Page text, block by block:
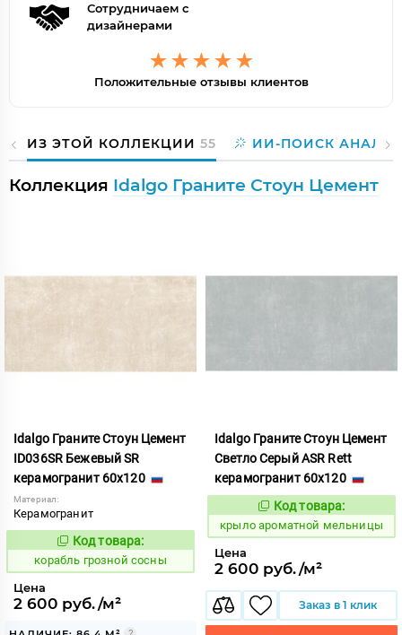
Сотрудничаем с
дизайнерами
Положительные отзывы клиентов
ИЗ ЭТОЙ КОЛЛЕКЦИИ 55 ИИ-ПОИСК
Коллекция Idalgo Граните Стоун Цемент
Idalgo Граните Стоун Цемент
ID036SR Бежевый SR
керамогранит 60x120
Материал:
Керамогранит
768472
Код товара:
корабль грозной сосны
Цена
2 600 руб./м²
Idalgo Граните Стоун Цемент
Светло Серый ASR Rett
керамогранит 60x120
828424
Код товара:
крыло ароматной мельницы
Цена
2 600 руб./м²
Заказ в 1 клик